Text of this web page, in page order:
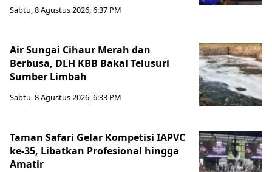
Sabtu, 8 Agustus 2026, 6:37 PM
Air Sungai Cihaur Merah dan
Berbusa, DLH KBB Bakal Telusuri
Sumber Limbah
Sabtu, 8 Agustus 2026, 6:33 PM
Taman Safari Gelar Kompetisi IAPVC
ke-35, Libatkan Profesional hingga
Amatir